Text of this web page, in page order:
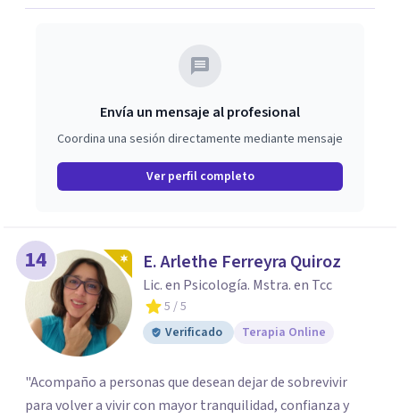
Envía un mensaje al profesional
Coordina una sesión directamente mediante mensaje
Ver perfil completo
14 E. Arlethe Ferreyra Quiroz
Lic. en Psicología. Mstra. en Tcc
5 / 5
Verificado
Terapia Online
"Acompaño a personas que desean dejar de sobrevivir
para volver a vivir con mayor tranquilidad, confianza y